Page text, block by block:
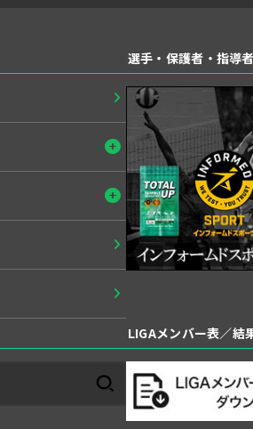
選手・保護者・指導
LIGAメンバー表／結